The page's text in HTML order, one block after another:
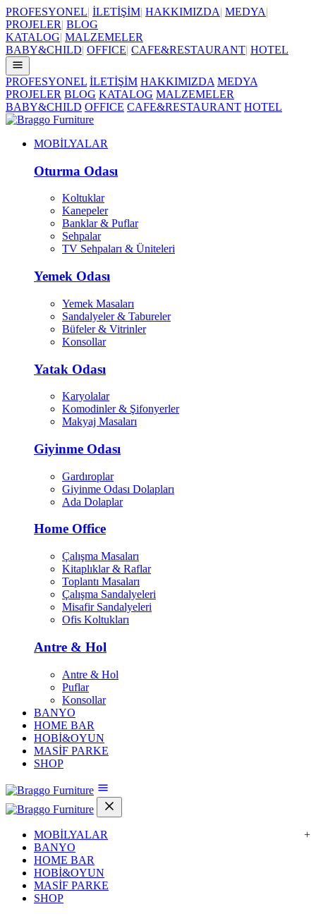
PROFESYONEL| İLETİŞİM| HAKKIMIZDA| MEDYA|
PROJELER| BLOG
KATALOG| MALZEMELER
BABY&CHILD| OFFICE| CAFE&RESTAURANT| HOTEL
PROFESYONEL İLETİŞİM HAKKIMIZDA MEDYA
PROJELER BLOG KATALOG MALZEMELER
BABY&CHILD OFFICE CAFE&RESTAURANT HOTEL
MOBİLYALAR
Oturma Odası
Koltuklar
Kanepeler
Banklar & Puflar
Sehpalar
TV Sehpaları & Üniteleri
Yemek Odası
Yemek Masaları
Sandalyeler & Tabureler
Büfeler & Vitrinler
Konsollar
Yatak Odası
Karyolalar
Komodinler & Şifonyerler
Makyaj Masaları
Giyinme Odası
Gardıroplar
Giyinme Odası Dolapları
Ada Dolaplar
Home Office
Çalışma Masaları
Kitaplıklar & Raflar
Toplantı Masaları
Çalışma Sandalyeleri
Misafir Sandalyeleri
Ofis Koltukları
Antre & Hol
Antre & Hol
Puflar
Konsollar
BANYO
HOME BAR
HOBİ&OYUN
MASİF PARKE
SHOP
MOBİLYALAR
+
BANYO
HOME BAR
HOBİ&OYUN
MASİF PARKE
SHOP